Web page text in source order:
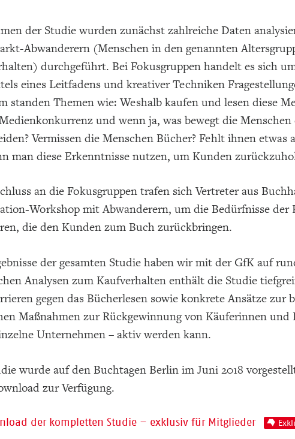
der Studie wurden zunächst zahlreiche Daten
Abwanderern (Menschen in den genannten
durchgeführt. Bei Fokusgruppen handelt es sich
eines Leitfadens und kreativer Techniken
standen Themen wie: Weshalb kaufen und lesen diese
und wenn ja, was bewegt die
Vermissen die Menschen Bücher? Fehlt ihnen
man diese Erkenntnisse nutzen, um Kunden
an die Fokusgruppen trafen sich Vertreter aus
mit Abwanderern, um die Bedürfnisse
die den Kunden zum Buch zurückbringen.
der gesamten Studie haben wir mit der GfK auf
Analysen zum Kaufverhalten enthält die Studie
gegen das Bücherlesen sowie konkrete Ansätze zur
Maßnahmen zur Rückgewinnung von Käuferinnen
Unternehmen – aktiv werden kann.
wurde auf den Buchtagen Berlin im Juni 2018
zur Verfügung.
der kompletten Studie – exklusiv für Mitglieder